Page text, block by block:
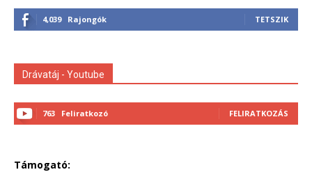
4,039 Rajongók TETSZIK
Drávatáj - Youtube
763 Feliratkozó FELIRATKOZÁS
Támogató: